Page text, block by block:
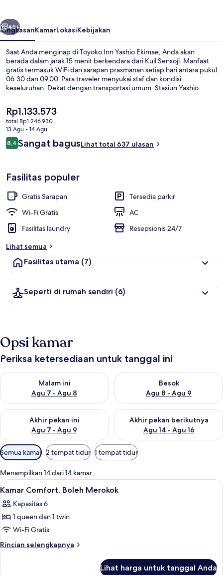
Berikutnya
45+
RingkasanKamarLokasiKebijakan
Saat Anda menginap di Toyoko Inn Yashio Ekimae, Anda akan
berada dalam jarak 15 menit berkendara dari Kuil Sensoji. Manfaat
gratis termasuk WiFi dan sarapan prasmanan setiap hari antara pukul
06.30 dan 09.00. Para traveler menyukai staf dan kondisi
keseluruhan. Dekat dengan transportasi umum: Stasiun Yashio
Harga
saat
ini
Rp1.133.573
Rp1.133.573
total Rp1.246.930
13 Agu - 14 Agu
Ulasan
8,48,4 dari 10
Sangat bagusLihat total 637 ulasan
Fasilitas populer
Gratis Sarapan
Tersedia parkir
Wi-Fi Gratis
AC
Fasilitas laundry
Resepsionis 24/7
Lihat semua
Fasilitas utama (7)
Seperti di rumah sendiri (6)
Opsi kamar
Periksa ketersediaan untuk tanggal ini
Malam ini
Agu 7 - Agu 8
Periksa ketersediaan untuk malam ini Agu 7 - Agu 8
Besok
Agu 8 - Agu 9
Periksa ketersediaan untuk
Akhir pekan ini
Agu 7 - Agu 9
Periksa ketersediaan untuk akhir pekan ini Agu 7 - Agu 9
Akhir pekan berikutnya
Agu 14 - Agu 16
Periksa ketersediaan untuk
Filter
tersedia
untuk
kamar
Semua kamar 2 tempat tidur 1 tempat tidur
Menampilkan 14 dari 14 kamar
Lihat
semua
foto
untuk
Kamar
Comfort,
Meja kerja, setrika/meja setrika, Wi-
12
Kamar Comfort, Boleh Merokok
Kapasitas 6
1 queen dan 1 twin
Wi-Fi Gratis
Rincian selengkapnya
Rincian
Lihat harga untuk tanggal Anda